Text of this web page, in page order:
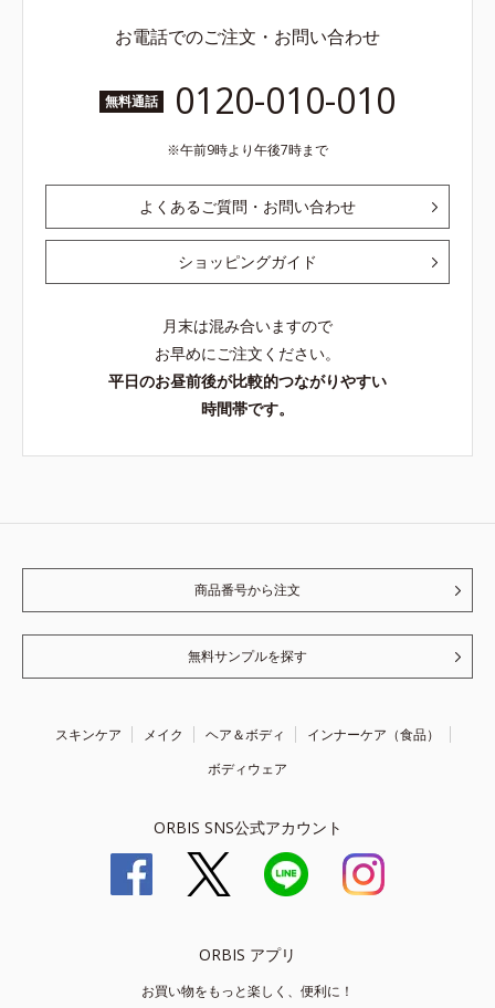
お電話でのご注文・お問い合わせ
無料通話 0120-010-010
午前9時より午後7時まで
よくあるご質問・お問い合わせ
ショッピングガイド
月末は混み合いますので
お早めにご注文ください。
平日のお昼前後が比較的つながりやすい
時間帯です。
商品番号から注文
無料サンプルを探す
スキンケア メイク ヘア＆ボディ
インナーケア（食品）
ボディウェア
ORBIS SNS公式アカウント
ORBIS アプリ
お買い物をもっと楽しく、便利に！